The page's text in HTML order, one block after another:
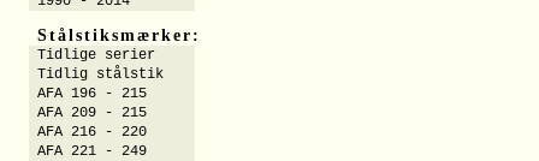
Stålstiksmærker:
Tidlige serier
Tidlig stålstik
AFA 196 - 215
AFA 209 - 215
AFA 216 - 220
AFA 221 - 249